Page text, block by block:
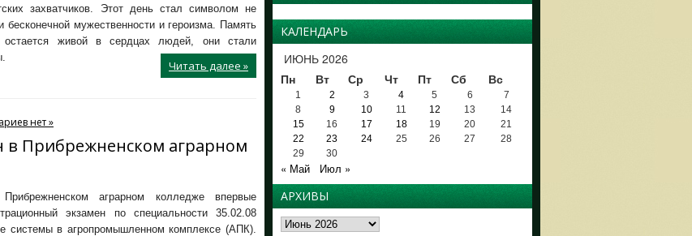
захватчиков. Этот день стал символом не
бесконечной мужественности и героизма. Память
остается живой в сердцах людей, они стали
Читать далее »
нет »
Прибрежненском аграрном
аграрном колледже впервые
экзамен по специальности 35.02.08
системы в агропромышленном комплексе (АПК).
КАЛЕНДАРЬ
ИЮНЬ 2026
Пн
Вт Ср Чт Пт Сб Вс
1 2 3 4 5 6
7
8
9 10 11 12 13
14
15
16 17 18 19 20
21
22
23 24 25 26 27
28
29
30
« Май
Июл »
АРХИВЫ
Архивы